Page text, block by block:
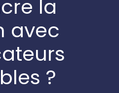
la
avec
?